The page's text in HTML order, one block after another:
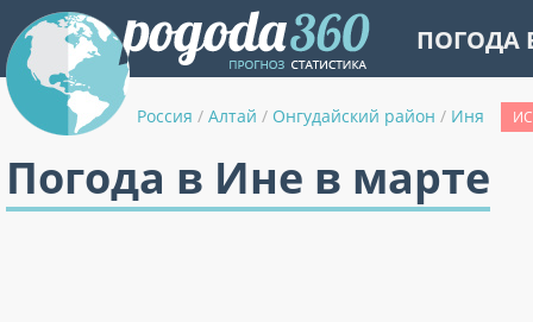
ПОГОДА
Россия / Алтай / Онгудайский район / Иня
Погода в Ине в марте